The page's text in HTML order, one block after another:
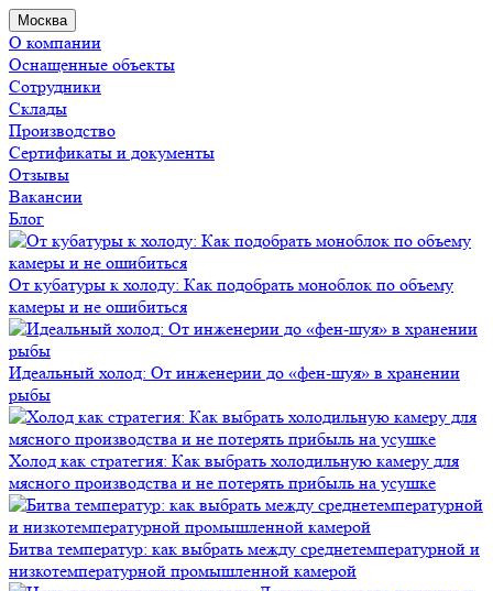
Москва
О компании
Оснащенные объекты
Сотрудники
Склады
Производство
Сертификаты и документы
Отзывы
Вакансии
Блог
От кубатуры к холоду: Как подобрать моноблок по объему
камеры и не ошибиться
Идеальный холод: От инженерии до «фен-шуя» в хранении
рыбы
Холод как стратегия: Как выбрать холодильную камеру для
мясного производства и не потерять прибыль на усушке
Битва температур: как выбрать между среднетемпературной и
низкотемпературной промышленной камерой